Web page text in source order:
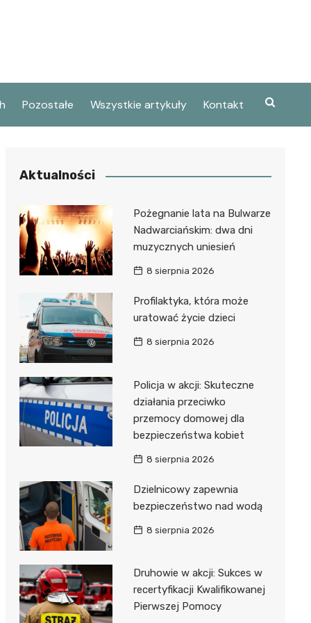
Pozostałe Wszystkie artykuły Kontakt
Aktualności
Pożegnanie lata na Bulwarze
Nadwarciańskim: dwa dni
muzycznych uniesień
8 sierpnia 2026
Profilaktyka, która może
uratować życie dzieci
8 sierpnia 2026
Policja w akcji: Skuteczne
działania przeciwko
przemocy domowej dla
bezpieczeństwa kobiet
8 sierpnia 2026
Dzielnicowy zapewnia
bezpieczeństwo nad wodą
8 sierpnia 2026
Druhowie w akcji: Sukces w
recertyfikacji Kwalifikowanej
Pierwszej Pomocy